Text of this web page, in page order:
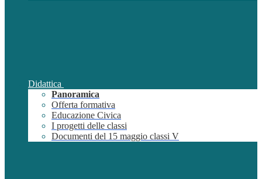
Didattica
Panoramica
Offerta formativa
Educazione Civica
I progetti delle classi
Documenti del 15 maggio classi V